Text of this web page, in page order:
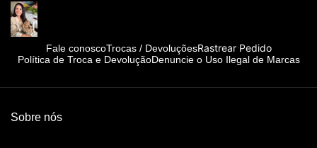
Fale conoscoTrocas / DevoluçõesRastrear Pedido
Política de Troca e DevoluçãoDenuncie o Uso Ilegal de Marcas
Sobre nós